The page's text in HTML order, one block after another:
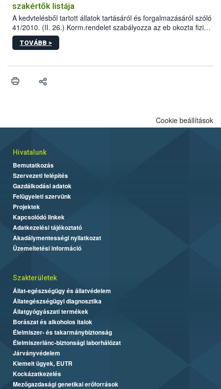
szakértők listája
A kedvtelésből tartott állatok tartásáról és forgalmazásáról szóló
41/2010. (II. 26.) Korm.rendelet szabályozza az eb okozta fizikai
sérülés, illetve ennek veszélye keletkezésekor felmerülő
hatósági feladatokat, valamint a veszélyes eb tartását és annak
vonni az ebek viselkedésének megítélésében jártas szakértőt.
TOVÁBB >
Cookie beállítások
Hivatalunk
Bemutatkozás
Szervezeti felépítés
Gazdálkodási adatok
Felügyeleti szervünk
Projektek
Kapcsolódó linkek
Adatkezelési tájékoztató
Akadálymentességi nyilatkozat
Üzemeltetési információ
Szakterületek
Állat-egészségügy és állatvédelem
Állategészségügyi diagnosztika
Állatgyógyászati termékek
Borászat és alkoholos italok
Élelmiszer- és takarmánybiztonság
Élelmiszerlánc-biztonsági laborhálózat
Járványvédelem
Kiemelt ügyek, EUTR
Kockázatkezelés
Mezőgazdasági genetikai erőforrások